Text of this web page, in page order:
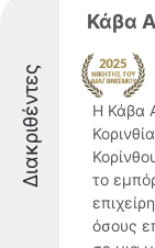
Διακριθέντες
Κάβα
Η Κάβα
το
όσους